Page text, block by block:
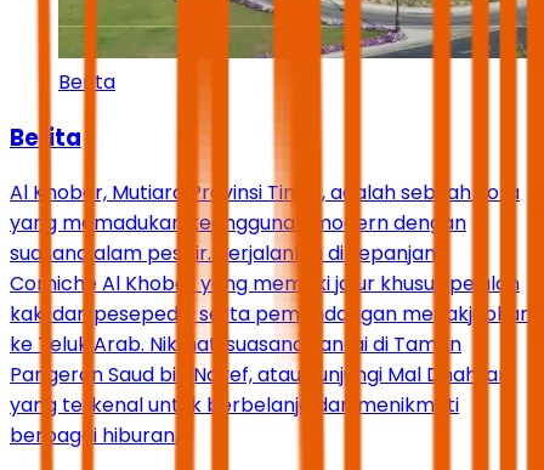
Berita
Berita
Al Khobar, Mutiara Provinsi Timur, adalah sebuah kota
yang memadukan keanggunan modern dengan
suasana alam pesisir. Berjalanlah di sepanjang
Corniche Al Khobar yang memiliki jalur khusus pejalan
kaki dan pesepeda, serta pemandangan menakjubkan
ke Teluk Arab. Nikmati suasana santai di Taman
Pangeran Saud bin Nayef, atau kunjungi Mal Dhahran
yang terkenal untuk berbelanja dan menikmati
berbagai hiburan.